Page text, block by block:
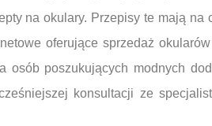
na okulary. Przepisy te mają
oferujące sprzedaż
osób poszukujących modnych
konsultacji ze